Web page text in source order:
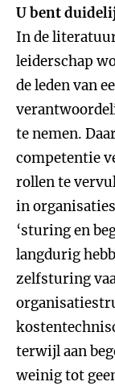
U bent
In de
leiderschap
de leden van
te nemen.
competentie
rollen te
in
‘sturing en
langdurig
zelfsturing
terwijl aan
weinig tot